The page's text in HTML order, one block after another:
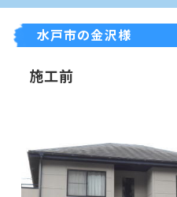
水戸市の金沢様
施工前